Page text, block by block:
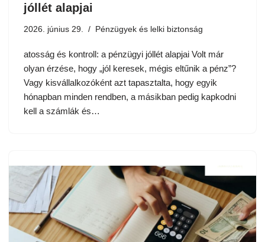
jóllét alapjai
2026. június 29. Pénzügyek és lelki biztonság
atosság és kontroll: a pénzügyi jóllét alapjai Volt már
olyan érzése, hogy „jól keresek, mégis eltűnik a pénz”?
Vagy kisvállalkozóként azt tapasztalta, hogy egyik
hónapban minden rendben, a másikban pedig kapkodni
kell a számlák és…